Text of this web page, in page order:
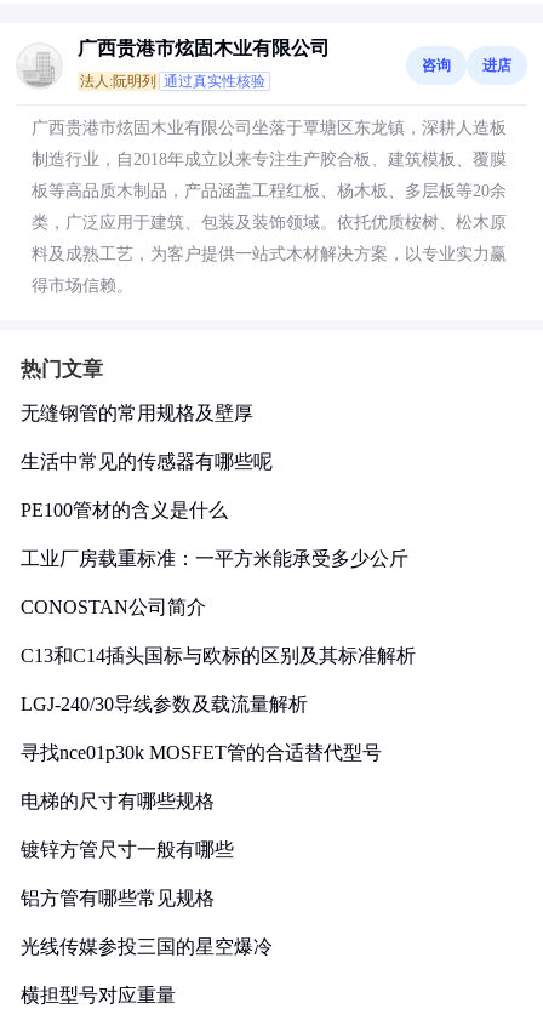
广西贵港市炫固木业有限公司
法人:阮明列 通过真实性核验
咨询 进店
广西贵港市炫固木业有限公司坐落于覃塘区东龙镇，深耕人造板
制造行业，自2018年成立以来专注生产胶合板、建筑模板、覆膜
板等高品质木制品，产品涵盖工程红板、杨木板、多层板等20余
类，广泛应用于建筑、包装及装饰领域。依托优质桉树、松木原
料及成熟工艺，为客户提供一站式木材解决方案，以专业实力赢
得市场信赖。
热门文章
无缝钢管的常用规格及壁厚
生活中常见的传感器有哪些呢
PE100管材的含义是什么
工业厂房载重标准：一平方米能承受多少公斤
CONOSTAN公司简介
C13和C14插头国标与欧标的区别及其标准解析
LGJ-240/30导线参数及载流量解析
寻找nce01p30k MOSFET管的合适替代型号
电梯的尺寸有哪些规格
镀锌方管尺寸一般有哪些
铝方管有哪些常见规格
光线传媒参投三国的星空爆冷
横担型号对应重量